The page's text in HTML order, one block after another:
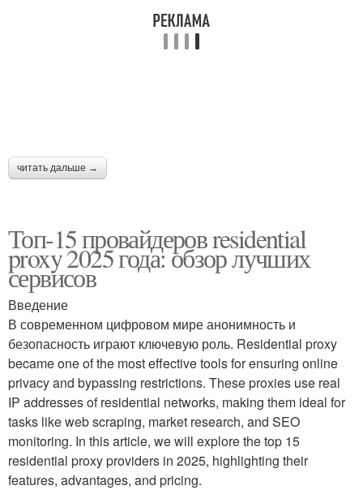
читать дальше →
Топ-15 провайдеров residential
proxy 2025 года: обзор лучших
сервисов
Введение
В современном цифровом мире анонимность и
безопасность играют ключевую роль. Residential proxy
became one of the most effective tools for ensuring online
privacy and bypassing restrictions. These proxies use real
IP addresses of residential networks, making them ideal for
tasks like web scraping, market research, and SEO
monitoring. In this article, we will explore the top 15
residential proxy providers in 2025, highlighting their
features, advantages, and pricing.